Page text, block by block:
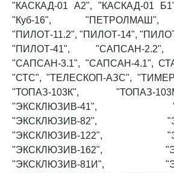
"КАСКАД-01 А2", "КАСКАД-01
"Куб-16", "ПЕТРОЛМАШ",
"ПИЛОТ-11.2", "ПИЛОТ-14",
"ПИЛОТ-41", "САПСАН-2.2",
"САПСАН-3.1", "САПСАН-4.1",
"СТС", "ТЕЛЕСКОП-АЗС",
"ТОПАЗ-103К", "ТОПАЗ-
"ЭКСКЛЮЗИВ-41",
"ЭКСКЛЮЗИВ-82",
"ЭКСКЛЮЗИВ-122",
"ЭКСКЛЮЗИВ-162",
"ЭКСКЛЮЗИВ-81И",